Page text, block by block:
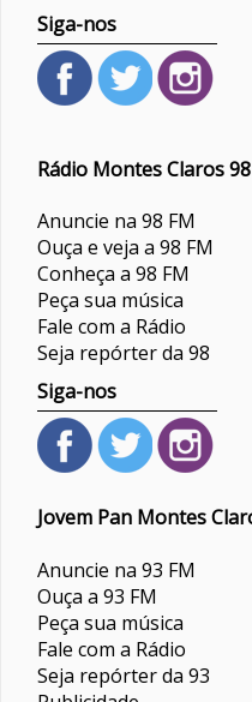
Siga-nos
Rádio Montes Claros
Anuncie na 98 FM
Ouça e veja a 98 FM
Conheça a 98 FM
Peça sua música
Fale com a Rádio
Seja repórter da 98
Siga-nos
Jovem Pan Montes
Anuncie na 93 FM
Ouça a 93 FM
Peça sua música
Fale com a Rádio
Seja repórter da 93